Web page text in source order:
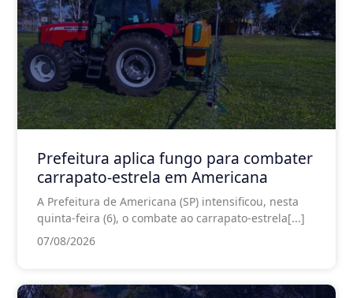
Prefeitura aplica fungo para combater
carrapato-estrela em Americana
A Prefeitura de Americana (SP) intensificou, nesta
quinta-feira (6), o combate ao carrapato-estrela[...]
07/08/2026